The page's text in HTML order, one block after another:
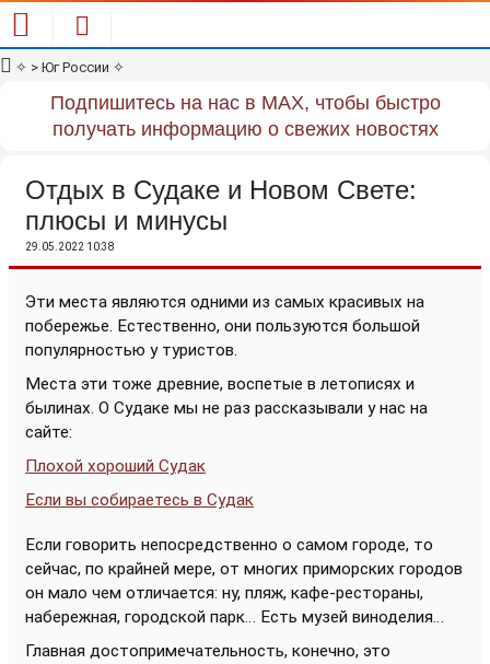
✧ > Юг России ✧
Подпишитесь на нас в MAX, чтобы быстро
получать информацию о свежих новостях
Отдых в Судаке и Новом Свете:
плюсы и минусы
29.05.2022 10:38
Эти места являются одними из самых красивых на
побережье. Естественно, они пользуются большой
популярностью у туристов.
Места эти тоже древние, воспетые в летописях и
былинах. О Судаке мы не раз рассказывали у нас на
сайте:
Плохой хороший Судак
Если вы собираетесь в Судак
Если говорить непосредственно о самом городе, то
сейчас, по крайней мере, от многих приморских городов
он мало чем отличается: ну, пляж, кафе-рестораны,
набережная, городской парк… Есть музей виноделия…
Главная достопримечательность, конечно, это